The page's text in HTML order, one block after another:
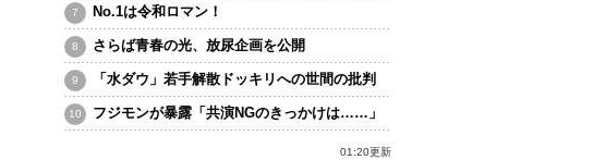
No.1は令和ロマン！
さらば青春の光、放尿企画を公開
「水ダウ」若手解散ドッキリへの世間の批判
フジモンが暴露「共演NGのきっかけは……」
01:20更新